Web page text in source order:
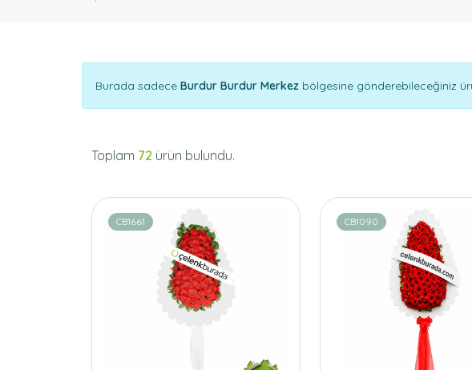
Burada sadece Burdur Burdur Merkez bölgesine gönderebileceğiniz
Toplam 72 ürün bulundu.
CB1661 CB1090